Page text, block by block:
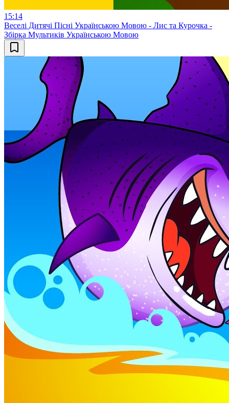
15:14
Веселі Дитячі Пісні Українською Мовою - Лис та Курочка -
Збірка Мультиків Українською Мовою